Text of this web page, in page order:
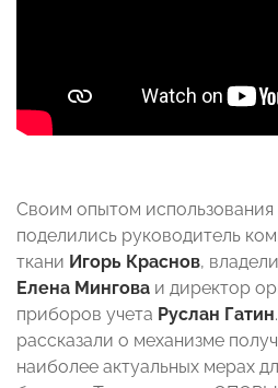
Своим опытом
поделились руководитель
ткани Игорь Краснов,
Елена Мингова и директор
приборов учета Руслан Гатин
рассказали о механизме
наиболее актуальных мерах